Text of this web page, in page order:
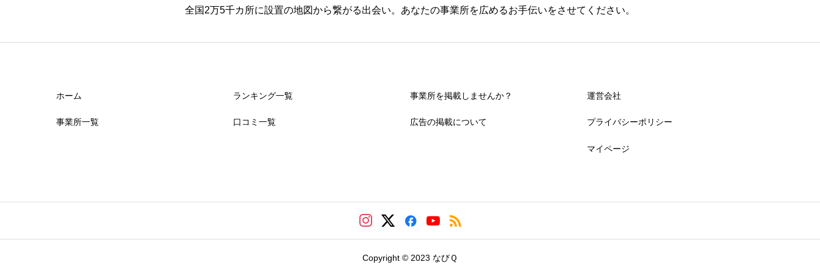
全国2万5千カ所に設置の地図から繋がる出会い。あなたの事業所を広めるお手伝いをさせてください。
ホーム
事業所一覧
ランキング一覧
口コミ一覧
事業所を掲載しませんか？
広告の掲載について
運営会社
プライバシーポリシー
マイページ
Copyright © 2023 なびＱ